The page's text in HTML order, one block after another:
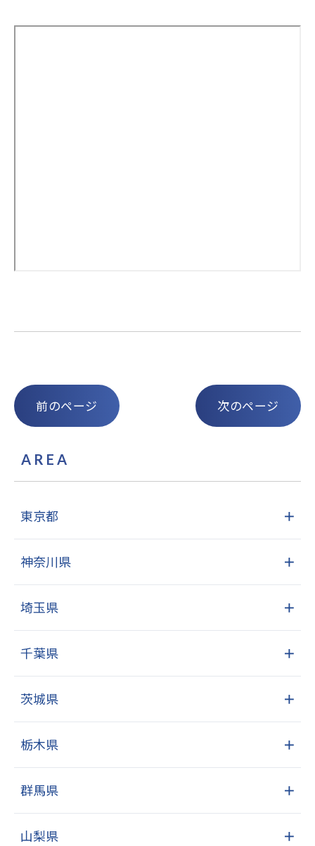
前のページ 次のページ
AREA
東京都 ＋
神奈川県 ＋
埼玉県 ＋
千葉県 ＋
茨城県 ＋
栃木県 ＋
群馬県 ＋
山梨県 ＋